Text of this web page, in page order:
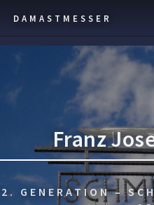
DAMASTMESSER
Franz
2. GENERATION –